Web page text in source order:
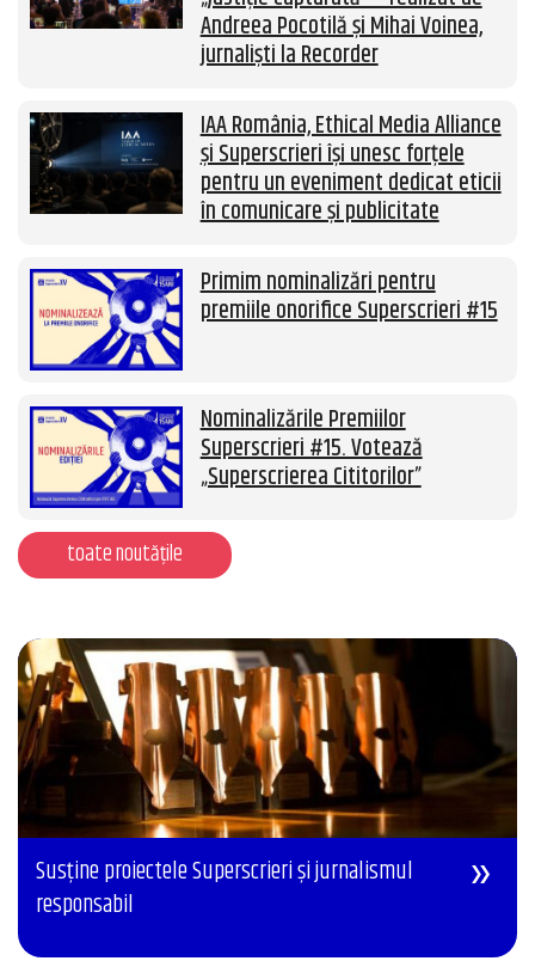
Andreea Pocotilă și Mihai Voinea,
jurnaliști la Recorder
IAA România, Ethical Media Alliance
și Superscrieri își unesc forțele
pentru un eveniment dedicat eticii
în comunicare și publicitate
Primim nominalizări pentru
premiile onorifice Superscrieri #15
Nominalizările Premiilor
Superscrieri #15. Votează
„Superscrierea Cititorilor”
toate noutățile
Susține proiectele Superscrieri și jurnalismul
responsabil